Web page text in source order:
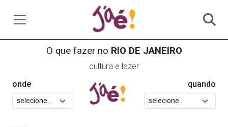
O que fazer no RIO DE JANEIRO
cultura e lazer
onde
quando